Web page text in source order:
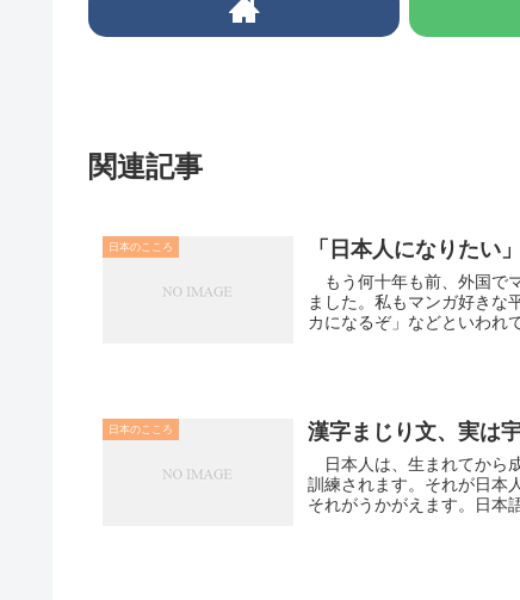
関連記事
日本のこころ 「日本人になりたい
もう何十年も前、外国で
ました。私もマンガ好きな
カになるぞ」などといわれ
日本のこころ 漢字まじり文、
日本人は、生まれてから
訓練されます。それが日本人になる、という
それがうかがえます。日本